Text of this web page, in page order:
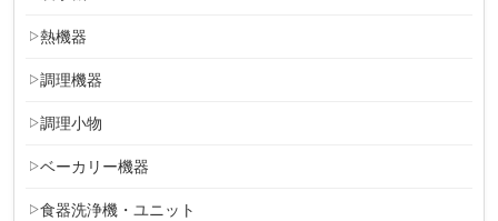
熱機器
調理機器
調理小物
ベーカリー機器
食器洗浄機・ユニット